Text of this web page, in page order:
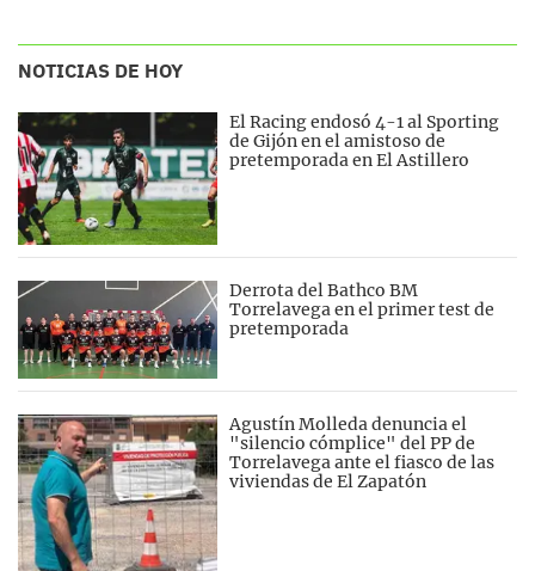
NOTICIAS DE HOY
El Racing endosó 4-1 al Sporting
de Gijón en el amistoso de
pretemporada en El Astillero
Derrota del Bathco BM
Torrelavega en el primer test de
pretemporada
Agustín Molleda denuncia el
"silencio cómplice" del PP de
Torrelavega ante el fiasco de las
viviendas de El Zapatón